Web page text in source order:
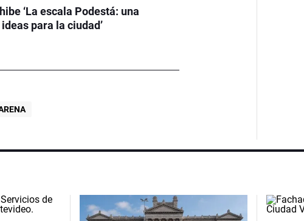
‘La escala Podestá: una
para la ciudad’